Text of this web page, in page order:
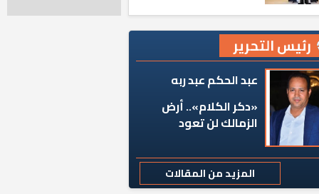
رئيس التحرير
عبد الحكم عبد ربه
«دكر الكلام».. أرض
الزمالك لن تعود
المزيد من المقالات